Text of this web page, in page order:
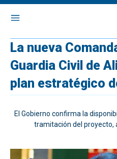
La nueva
Guardia Civil de
plan estratégico
El Gobierno confirma la
tramitación del proyecto,